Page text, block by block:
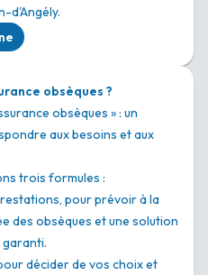
d'Angély.
obsèques ?
obsèques » : un
aux besoins et aux
trois formules :
pour prévoir à la
des obsèques et une solution
garanti.
décider de vos choix et